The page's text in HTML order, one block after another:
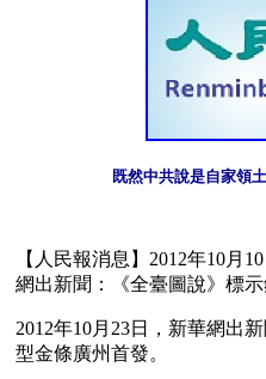
既然中共說是自家領
【人民報消息】2012年10月
網出新聞：《全臺圖說》標
2012年10月23日，新華網出
型金條廣州首發。